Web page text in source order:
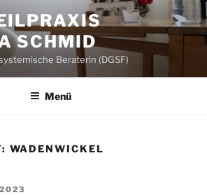
SCHMID
Beraterin (DGSF)
Menü
WADENWICKEL